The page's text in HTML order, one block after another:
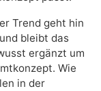
Trend geht hin
bleibt das
ergänzt um
Wie
in der